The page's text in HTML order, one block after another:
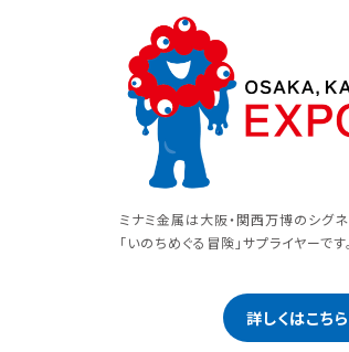
ミナミ金属は大阪・関西万博のシグ
「いのちめぐる冒険」サプライヤーです。
詳しくはこちら